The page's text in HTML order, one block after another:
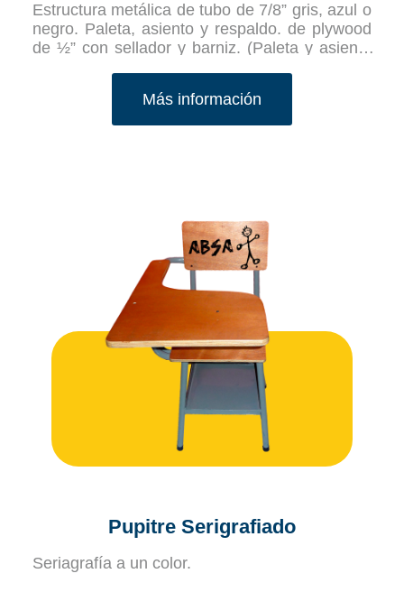
Estructura metálica de tubo de 7/8” gris, azul o
negro. Paleta, asiento y respaldo. de plywood
de ½” con sellador y barniz. (Paleta y asiento
Más información
Pupitre Serigrafiado
Seriagrafía a un color.